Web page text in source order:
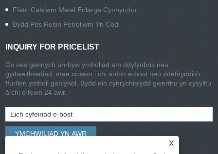
Ffatri Calsiwm Metel Enlarge Cynhyrchu
Bydd Pris Resin Petroliwm Yn Codi
INQUIRY FOR PRICELIST
Os oes gennych unrhyw ymholiad am ddyfynbris neu
gydweithrediad, mae croeso i chi anfon e-bost neu ddefnyddio'r
ffurflen ymholi ganlynol. Bydd ein cynrychiolydd gwerthu yn cysylltu
â chi o fewn 24 awr.
X